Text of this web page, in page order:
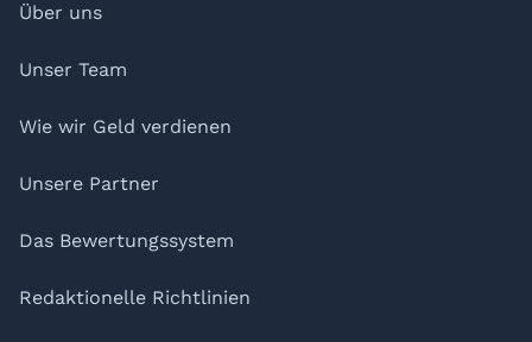
Über uns
Unser Team
Wie wir Geld verdienen
Unsere Partner
Das Bewertungssystem
Redaktionelle Richtlinien